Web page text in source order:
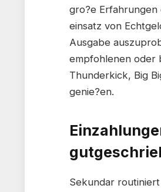
gro?e Erfahrungen
einsatz von
Ausgabe
empfohlenen oder
Thunderkick, Big
genie?en.
Sekundar